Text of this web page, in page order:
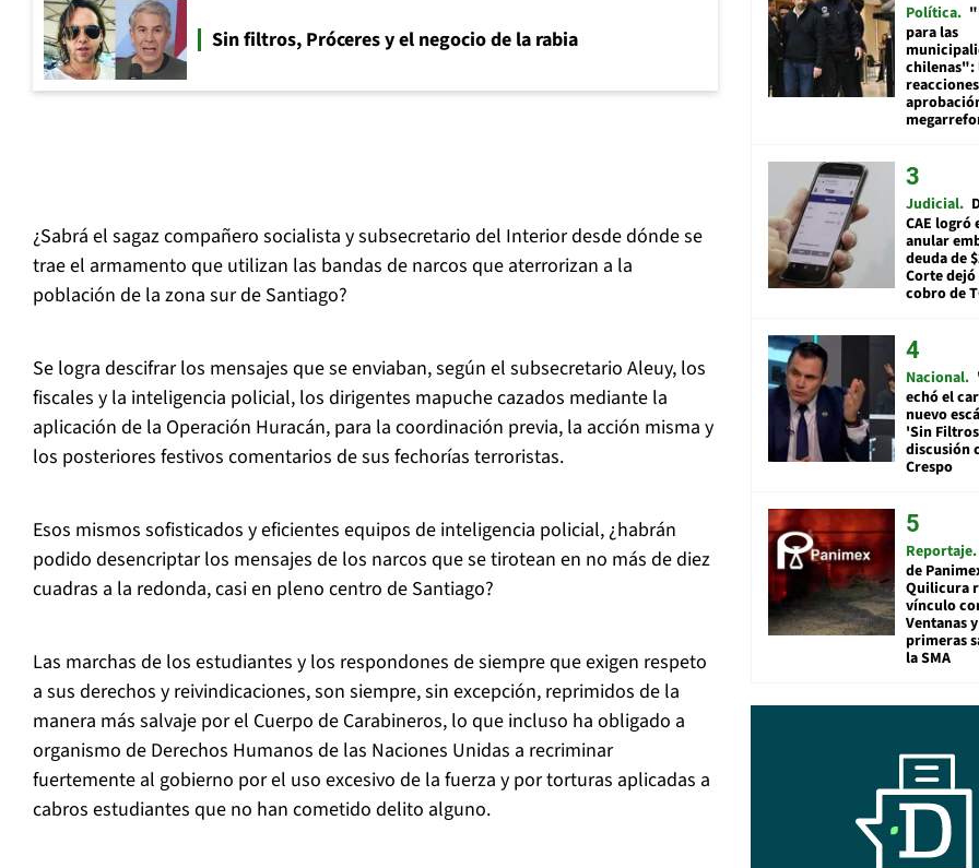
Sin filtros, Próceres y el negocio de la rabia
¿Sabrá el sagaz compañero socialista y subsecretario del Interior desde dónde se
trae el armamento que utilizan las bandas de narcos que aterrorizan a la
población de la zona sur de Santiago?
Se logra descifrar los mensajes que se enviaban, según el subsecretario Aleuy, los
fiscales y la inteligencia policial, los dirigentes mapuche cazados mediante la
aplicación de la Operación Huracán, para la coordinación previa, la acción misma y
los posteriores festivos comentarios de sus fechorías terroristas.
Esos mismos sofisticados y eficientes equipos de inteligencia policial, ¿habrán
podido desencriptar los mensajes de los narcos que se tirotean en no más de diez
cuadras a la redonda, casi en pleno centro de Santiago?
Las marchas de los estudiantes y los respondones de siempre que exigen respeto
a sus derechos y reivindicaciones, son siempre, sin excepción, reprimidos de la
manera más salvaje por el Cuerpo de Carabineros, lo que incluso ha obligado a
organismo de Derechos Humanos de las Naciones Unidas a recriminar
fuertemente al gobierno por el uso excesivo de la fuerza y por torturas aplicadas a
cabros estudiantes que no han cometido delito alguno.
Política
para las
chilenas":
Judicial
CAE logró
anular
deuda de
Corte
cobro de
Nacional
echó el
nuevo
'Sin
discusión
Crespo
Reportaje
de
Quilicura
vínculo
Ventanas
primeras
la SMA